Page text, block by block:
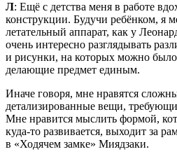
Л: Ещё с детства меня в работе
конструкции. Будучи ребёнком, я
летательный аппарат, как у
очень интересно разглядывать
и рисунки, на которых можно было
делающие предмет единым.
Иначе говоря, мне нравятся
детализированные вещи,
Мне нравится мыслить формой,
куда-то развивается, выходит за
в «Ходячем замке» Миядзаки.